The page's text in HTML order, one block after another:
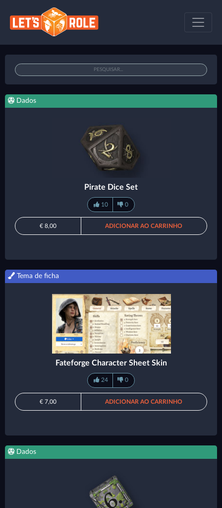
Dados
Pirate Dice Set
10 0
€ 8,00 ADICIONAR AO CARRINHO
Tema de ficha
Fateforge Character Sheet Skin
24 0
€ 7,00 ADICIONAR AO CARRINHO
Dados